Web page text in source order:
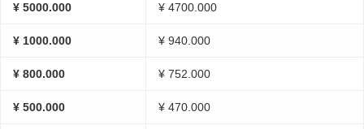
¥ 5000.000 ¥ 4700.000
¥ 1000.000 ¥ 940.000
¥ 800.000 ¥ 752.000
¥ 500.000 ¥ 470.000